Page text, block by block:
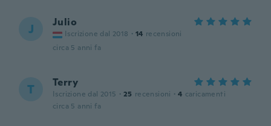
J Julio
Iscrizione dal 2018 · 14 recensioni
circa 5 anni fa
T Terry
Iscrizione dal 2015 · 25 recensioni · 4 caricamenti
circa 5 anni fa